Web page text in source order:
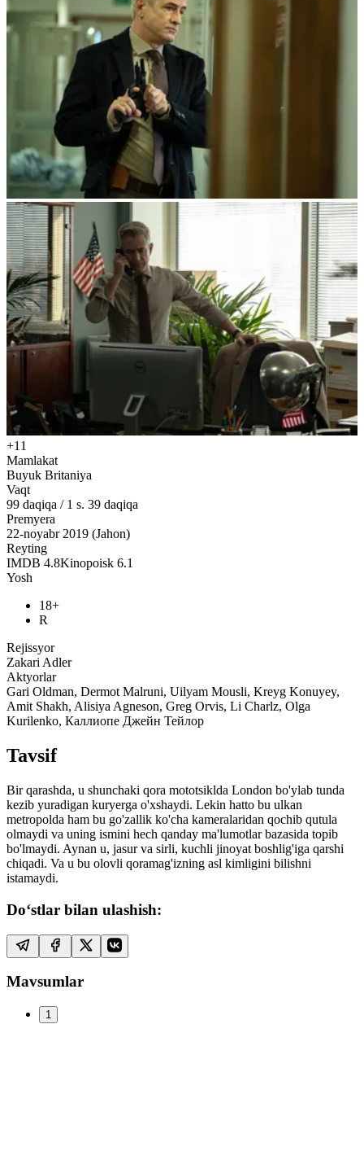
+11
Mamlakat
Buyuk Britaniya
Vaqt
99 daqiqa / 1 s. 39 daqiqa
Premyera
22-noyabr 2019 (Jahon)
Reyting
IMDB 4.8Kinopoisk 6.1
Yosh
18+
R
Rejissyor
Zakari Adler
Aktyorlar
Gari Oldman, Dermot Malruni, Uilyam Mousli, Kreyg Konuyey,
Amit Shakh, Alisiya Agneson, Greg Orvis, Li Charlz, Olga
Kurilenko, Каллиопе Джейн Тейлор
Tavsif
Bir qarashda, u shunchaki qora mototsiklda London bo'ylab tunda
kezib yuradigan kuryerga o'xshaydi. Lekin hatto bu ulkan
metropolda ham bu go'zallik ko'cha kameralaridan qochib qutula
olmaydi va uning ismini hech qanday ma'lumotlar bazasida topib
bo'lmaydi. Aynan u, jasur va sirli, kuchli jinoyat boshlig'iga qarshi
chiqadi. Va u bu olovli qoramag'izning asl kimligini bilishni
istamaydi.
Do‘stlar bilan ulashish:
Mavsumlar
1